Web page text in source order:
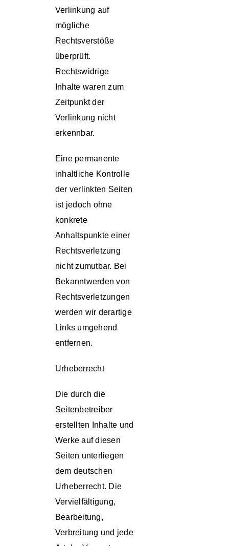
Verlinkung auf
mögliche
Rechtsverstöße
überprüft.
Rechtswidrige
Inhalte waren zum
Zeitpunkt der
Verlinkung nicht
erkennbar.
Eine permanente
inhaltliche Kontrolle
der verlinkten Seiten
ist jedoch ohne
konkrete
Anhaltspunkte einer
Rechtsverletzung
nicht zumutbar. Bei
Bekanntwerden von
Rechtsverletzungen
werden wir derartige
Links umgehend
entfernen.
Urheberrecht
Die durch die
Seitenbetreiber
erstellten Inhalte und
Werke auf diesen
Seiten unterliegen
dem deutschen
Urheberrecht. Die
Vervielfältigung,
Bearbeitung,
Verbreitung und jede